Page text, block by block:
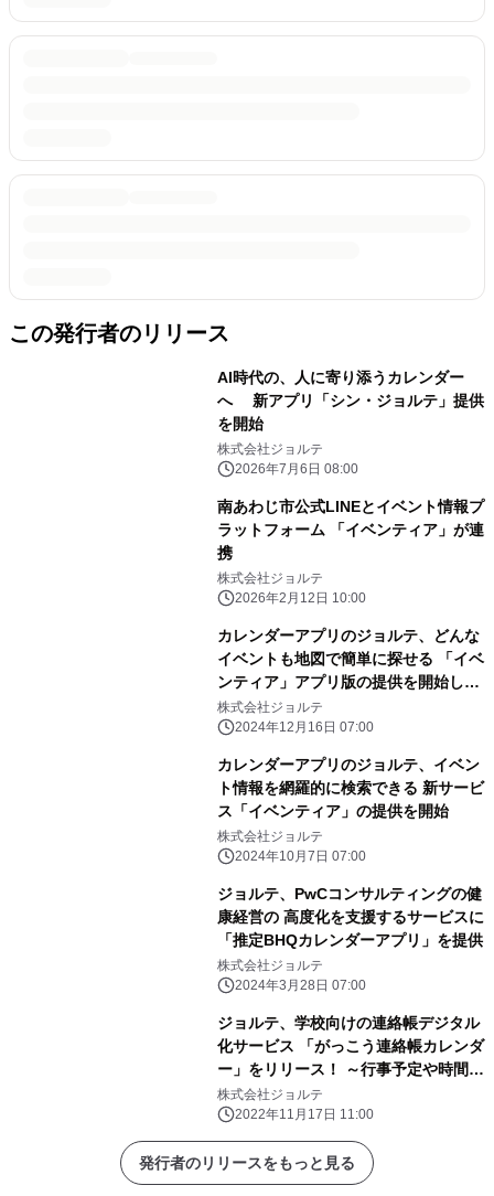
この発行者のリリース
AI時代の、人に寄り添うカレンダー
へ 新アプリ「シン・ジョルテ」提供
を開始
株式会社ジョルテ
2026年7月6日 08:00
南あわじ市公式LINEとイベント情報プ
ラットフォーム 「イベンティア」が連
携
株式会社ジョルテ
2026年2月12日 10:00
カレンダーアプリのジョルテ、どんな
イベントも地図で簡単に探せる 「イベ
ンティア」アプリ版の提供を開始しま
した
株式会社ジョルテ
2024年12月16日 07:00
カレンダーアプリのジョルテ、イベン
ト情報を網羅的に検索できる 新サービ
ス「イベンティア」の提供を開始
株式会社ジョルテ
2024年10月7日 07:00
ジョルテ、PwCコンサルティングの健
康経営の 高度化を支援するサービスに
「推定BHQカレンダーアプリ」を提供
株式会社ジョルテ
2024年3月28日 07:00
ジョルテ、学校向けの連絡帳デジタル
化サービス 「がっこう連絡帳カレンダ
ー」をリリース！ ～行事予定や時間
割、給食や連絡事項を簡単共有。無料
で提供。～
株式会社ジョルテ
2022年11月17日 11:00
発行者のリリースをもっと見る